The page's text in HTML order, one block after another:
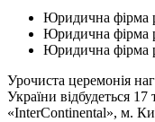
Юридична фірма
Юридична фірма
Юридична фірма
Урочиста церемонія
України відбудеться
«InterContinental», м.